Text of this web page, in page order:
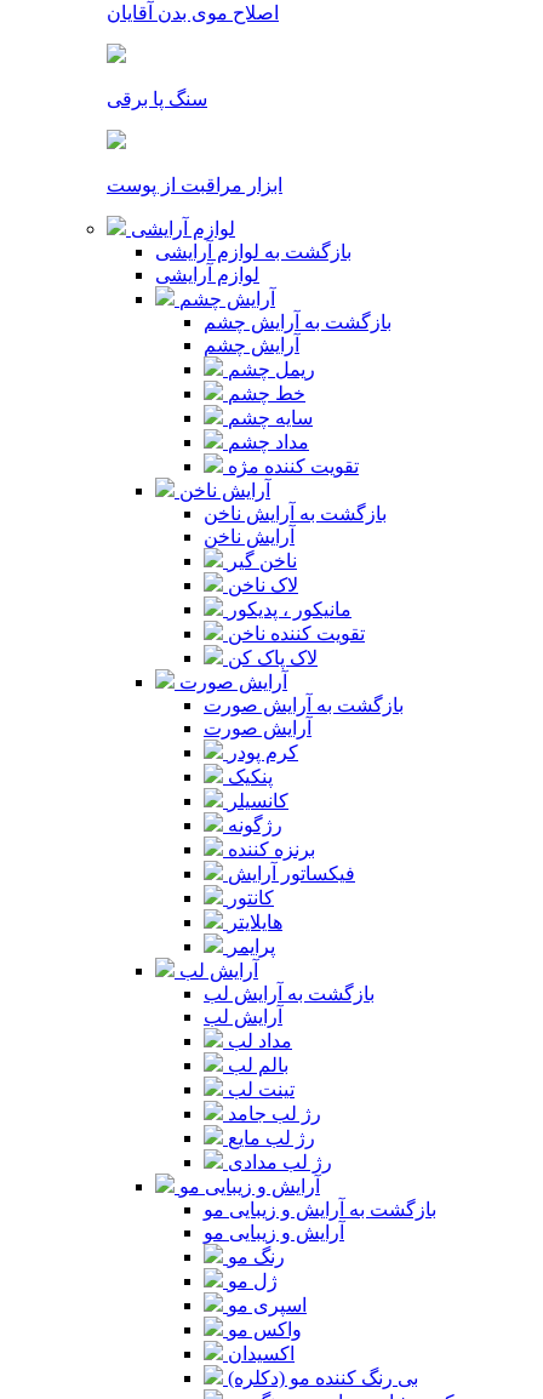
اصلاح موی بدن آقایان
سنگ پا برقی
ابزار مراقبت از پوست
لوازم آرایشی
بازگشت به لوازم آرایشی
لوازم آرایشی
آرایش چشم
بازگشت به آرایش چشم
آرایش چشم
ریمل چشم
خط چشم
سایه چشم
مداد چشم
تقویت کننده مژه
آرایش ناخن
بازگشت به آرایش ناخن
آرایش ناخن
ناخن گیر
لاک ناخن
مانیکور ، پدیکور
تقویت کننده ناخن
لاک پاک کن
آرایش صورت
بازگشت به آرایش صورت
آرایش صورت
کرم پودر
پنکیک
کانسیلر
رژگونه
برنزه کننده
فیکساتور آرایش
کانتور
هایلایتر
پرایمر
آرایش لب
بازگشت به آرایش لب
آرایش لب
مداد لب
بالم لب
تینت لب
رژ لب جامد
رژ لب مایع
رژ لب مدادی
آرایش و زیبایی مو
بازگشت به آرایش و زیبایی مو
آرایش و زیبایی مو
رنگ مو
ژل مو
اسپری مو
واکس مو
اکسیدان
بی رنگ کننده مو (دکلره)